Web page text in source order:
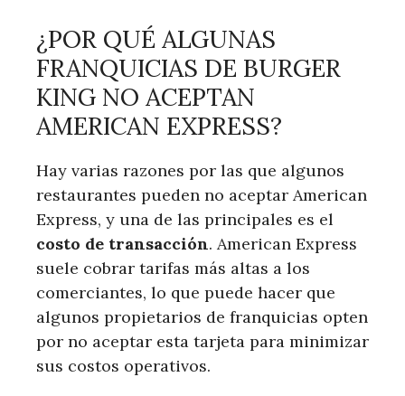
¿POR QUÉ ALGUNAS
FRANQUICIAS⁣ DE BURGER
KING NO ACEPTAN
AMERICAN EXPRESS?
Hay ‍varias razones por ⁤las que algunos
restaurantes pueden no aceptar American
Express, y una de las principales es el
costo de transacción. American Express⁣
suele cobrar tarifas más altas ⁤a los
comerciantes, lo que puede hacer que
algunos ‌propietarios ‍de franquicias opten
por no⁤ aceptar​ esta tarjeta para minimizar
sus costos ⁣operativos.